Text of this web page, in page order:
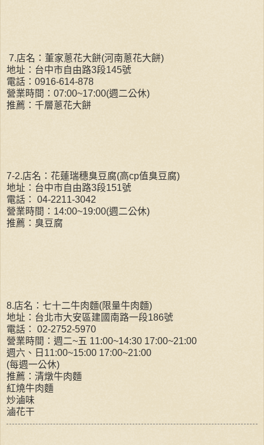
7.店名：董家蔥花大餅(河南蔥花大餅)
地址：台中市自由路3段145號
電話：0916-614-878
營業時間：07:00~17:00(週二公休)
推薦：千層蔥花大餅
7-2.店名：花蓮瑞穗臭豆腐(高cp值臭豆腐)
地址：台中市自由路3段151號
電話： 04-2211-3042
營業時間：14:00~19:00(週二公休)
推薦：臭豆腐
8.店名：七十二牛肉麵(限量牛肉麵)
地址：台北市大安區建國南路一段186號
電話： 02-2752-5970
營業時間：週二~五 11:00~14:30 17:00~21:00
週六、日11:00~15:00 17:00~21:00
(每週一公休)
推薦：清燉牛肉麵
紅燒牛肉麵
炒滷味
滷花干